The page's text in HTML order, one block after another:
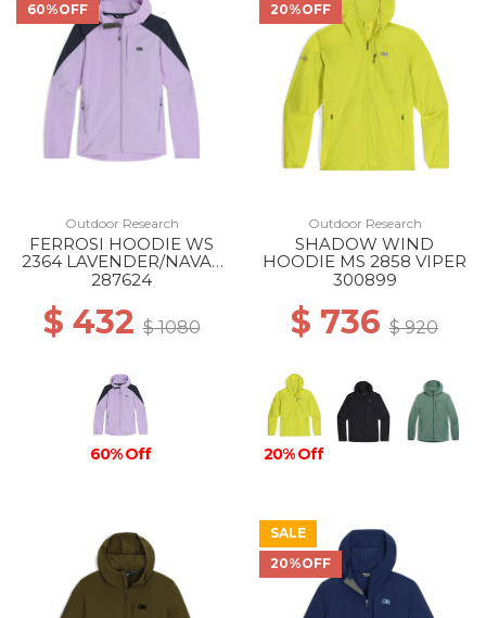
60%OFF
Outdoor Research
FERROSI HOODIE WS
2364 LAVENDER/NAVAL
BLUE
287624
$ 432$ 1080
60% Off
20%OFF
Outdoor Research
SHADOW WIND
HOODIE MS 2858 VIPER
300899
$ 736 $ 920
20% Off
SALE
20%OFF